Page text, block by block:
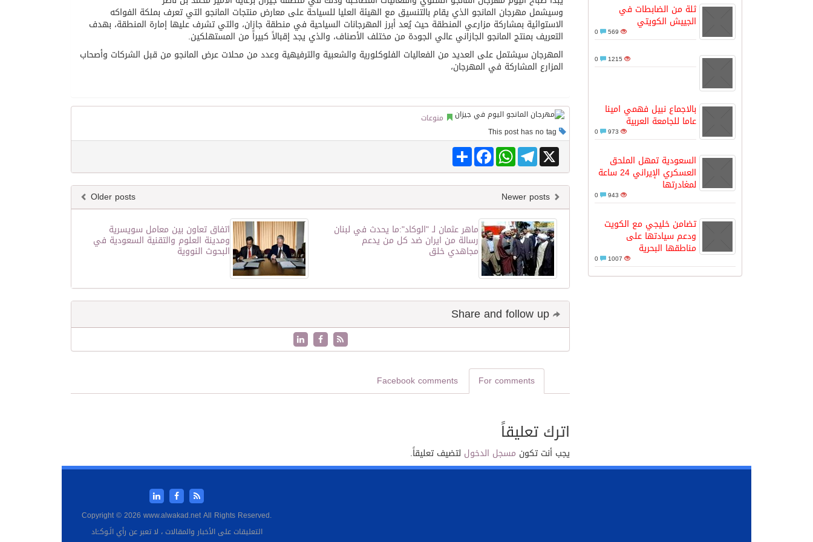
مدينة الملك سلمان للطاقة “سبارك” توقع اتفاقية تطوير مصانع جاهزة ومتخصصة في مجال الطاقة
كسوة الكعبة تعتلي البيت العتيق
“سبيس إكس” تطلق 24 قمرًا صناعيًا جديدًا إلى الفضاء
ثلة من الضابطات في
الجييش الكويتي
569
1215
بالاجماع نبيل فهمي امينا
عاما للجامعة العربية
973
السعودية تمهل الملحق
العسكري الإيراني 24 ساعة
لمغادرتها
943
تضامن خليجي مع الكويت
ودعم سيادتها على
مناطقها البحرية
1007
وسيشمل مهرجان المانجو الذي يقام بالتنسيق مع الهيئة العليا للسياحة على معارض منتجات المانجو التي تعرف بملكة الفواكه
الاستوائية بمشاركة مزارعي المنطقة حيث يُعد أبرز المهرجانات السياحية في منطقة جازان، والتي تشرف عليها إمارة المنطقة، بهدف
التعريف بمنتج المانجو الجازاني عالي الجودة من مختلف الأصناف، والذي يجد إقبالاً كبيراً من المستهلكين.
المهرجان سيشتمل على العديد من الفعاليات الفلوكلورية والشعبية والترفيهية وعدد من محلات عرض المانجو من قبل الشركات وأصحاب
المزارع المشاركة في المهرجان،
منوعات
Share
FacebookWhatsAppTelegram X
Older posts
اتفاق تعاون بين معامل سويسرية
ومدينة العلوم والتقنية السعودية في
البحوث النووية
ماهر عثمان لـ "الوكاد":ما يحدث في لبنان
رسالة من ايران ضد كل من يدعم
مجاهدي خلق
For comments
Facebook comments
اترك تعليقاً
يجب أنت تكون مسجل الدخول لتضيف تعليقاً.
Copyright © 2026 www.alwakad.net All Rights Reserved.
التعليقات على الأخبار والمقالات ، لا تعبر عن رأي الَـوكــَاد